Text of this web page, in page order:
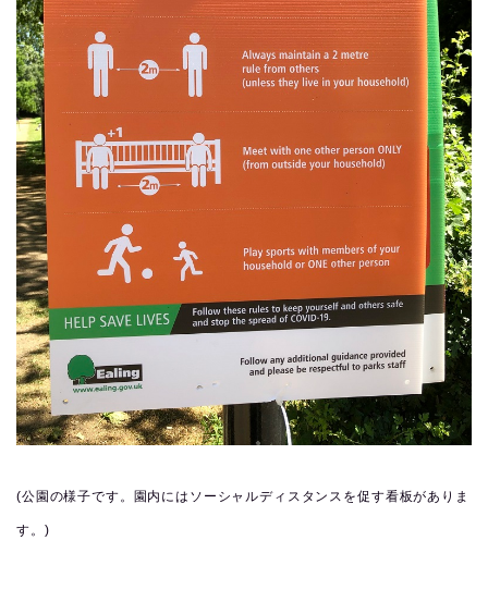
(公園の様子です。園内にはソーシャルディスタンスを促す看板がありま
す。)